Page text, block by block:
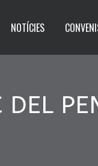
NOTÍCIES
DEL